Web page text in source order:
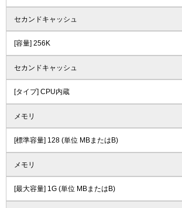
セカンドキャッシュ
[容量] 256K
セカンドキャッシュ
[タイプ] CPU内蔵
メモリ
[標準容量] 128 (単位 MBまたはB)
メモリ
[最大容量] 1G (単位 MBまたはB)